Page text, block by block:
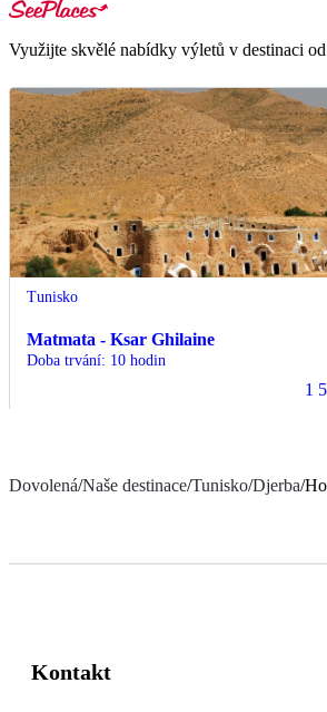
Využijte skvělé nabídky výletů v destinaci
Tunisko
Matmata - Ksar Ghilaine
Doba trvání: 10 hodin
1
Dovolená/Naše destinace/Tunisko/Djerba/
Kontakt